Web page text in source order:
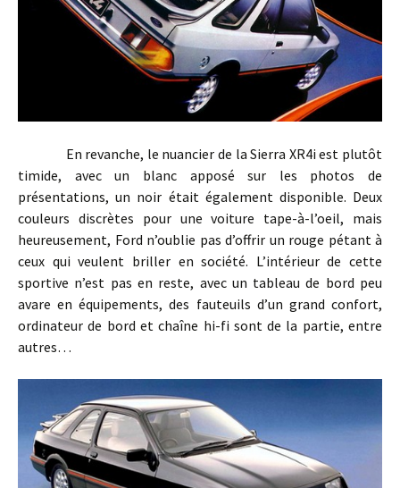
En revanche, le nuancier de la Sierra XR4i est plutôt
timide, avec un blanc apposé sur les photos de
présentations, un noir était également disponible. Deux
couleurs discrètes pour une voiture tape-à-l’oeil, mais
heureusement, Ford n’oublie pas d’offrir un rouge pétant à
ceux qui veulent briller en société. L’intérieur de cette
sportive n’est pas en reste, avec un tableau de bord peu
avare en équipements, des fauteuils d’un grand confort,
ordinateur de bord et chaîne hi-fi sont de la partie, entre
autres…